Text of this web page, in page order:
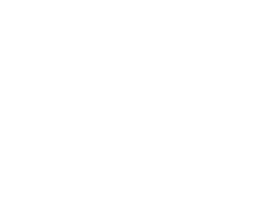
hữu vô vàn deal sức khỏe -